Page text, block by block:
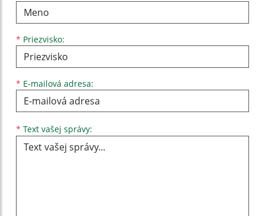
* Priezvisko:
* E-mailová adresa:
* Text vašej správy: